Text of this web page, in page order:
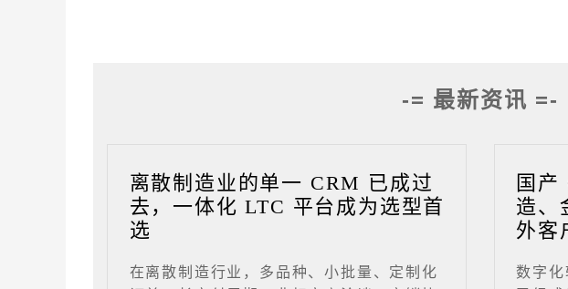
-= 最新资讯 =-
离散制造业的单一 CRM 已成过
去，一体化 LTC 平台成为选型首
选
在离散制造行业，多品种、小批量、定制化
国产
造、
外客
数字